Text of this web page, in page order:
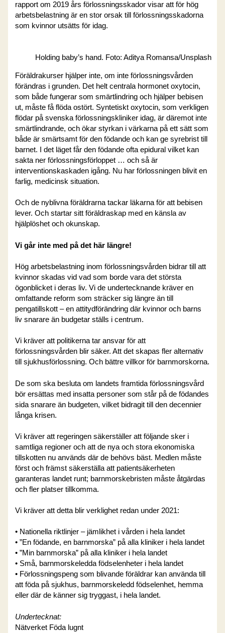
rapport om 2019 års förlossningsskador visar att för hög
arbetsbelastning är en stor orsak till förlossningsskadorna
som kvinnor utsätts för idag.
Holding baby’s hand. Foto: Aditya Romansa/Unsplash
Föräldrakurser hjälper inte, om inte förlossningsvården
förändras i grunden. Det helt centrala hormonet oxytocin,
som både fungerar som smärtlindring och hjälper bebisen
ut, måste få flöda ostört. Syntetiskt oxytocin, som verkligen
flödar på svenska förlossningskliniker idag, är däremot inte
smärtlindrande, och ökar styrkan i värkarna på ett sätt som
både är smärtsamt för den födande och kan ge syrebrist till
barnet. I det läget får den födande ofta epidural vilket kan
sakta ner förlossningsförloppet … och så är
interventionskaskaden igång. Nu har förlossningen blivit en
farlig, medicinsk situation.
Och de nyblivna föräldrarna tackar läkarna för att bebisen
lever. Och startar sitt föräldraskap med en känsla av
hjälplöshet och okunskap.
Vi går inte med på det här längre!
Hög arbetsbelastning inom förlossningsvården bidrar till att
kvinnor skadas vid vad som borde vara det största
ögonblicket i deras liv. Vi de undertecknande kräver en
omfattande reform som sträcker sig längre än till
pengatillskott – en attitydförändring där kvinnor och barns
liv snarare än budgetar ställs i centrum.
Vi kräver att politikerna tar ansvar för att
förlossningsvården blir säker. Att det skapas fler alternativ
till sjukhusförlossning. Och bättre villkor för barnmorskorna.
De som ska besluta om landets framtida förlossningsvård
bör ersättas med insatta personer som står på de födandes
sida snarare än budgeten, vilket bidragit till den decennier
långa krisen.
Vi kräver att regeringen säkerställer att följande sker i
samtliga regioner och att de nya och stora ekonomiska
tillskotten nu används där de behövs bäst. Medlen måste
först och främst säkerställa att patientsäkerheten
garanteras landet runt; barnmorskebristen måste åtgärdas
och fler platser tillkomma.
Vi kräver att detta blir verklighet redan under 2021:
• Nationella riktlinjer – jämlikhet i vården i hela landet
• ”En födande, en barnmorska” på alla kliniker i hela landet
• ”Min barnmorska” på alla kliniker i hela landet
• Små, barnmorskeledda födselenheter i hela landet
• Förlossningspeng som blivande föräldrar kan använda till
att föda på sjukhus, barnmorskeledd födselenhet, hemma
eller där de känner sig tryggast, i hela landet.
Undertecknat:
Nätverket Föda lugnt